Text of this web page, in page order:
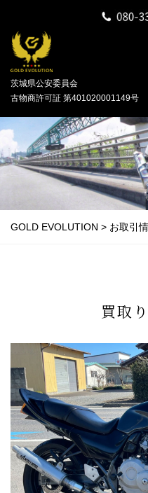
中古バイクの
茨城県公安委員会
古物商許可証 第401020001149号
GOLD EVOLUTION > お取引
買取